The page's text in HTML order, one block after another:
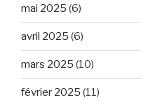
mai 2025 (6)
avril 2025 (6)
mars 2025 (10)
février 2025 (11)